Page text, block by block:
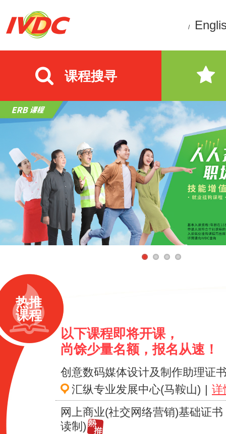
/
课程搜寻
热推
课程
以下课程即将开课，
尚馀少量名额，报名从速！
创意数码媒体设计及制作助理证
汇纵专业发展中心(马鞍山) | 详
网上商业(社交网络营销)基础证书
读制)